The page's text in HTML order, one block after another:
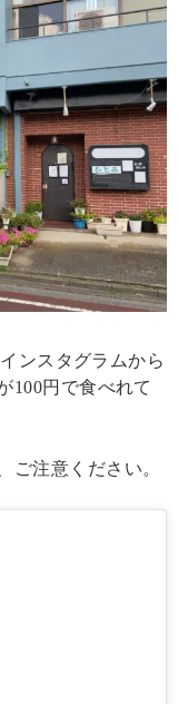
ンスタグラムから
100円で食べれて
ご注意ください。